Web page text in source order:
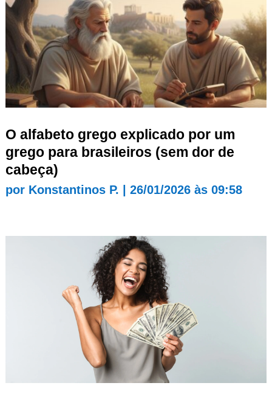
O alfabeto grego explicado por um
grego para brasileiros (sem dor de
cabeça)
por Konstantinos P. 26/01/2026 às 09:58